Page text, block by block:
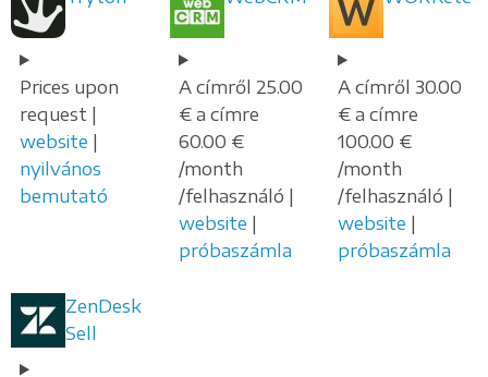
Prices upon
request |
website |
nyilvános
bemutató
A címről 25.00
€ a címre
60.00 €
/month
/felhasználó |
website |
próbaszámla
A címről 30.00
€ a címre
100.00 €
/month
/felhasználó |
website |
próbaszámla
ZenDesk
Sell